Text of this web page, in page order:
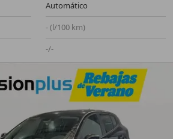
Automático
- (l/100 km)
-/-